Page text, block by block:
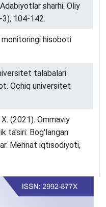
sharhi. Oliy
3), 104-142.
monitoringi hisoboti
talabalari
Ochiq universitet
X. (2021). Ommaviy
ta'siri: Bog'langan
Mehnat iqtisodiyoti,